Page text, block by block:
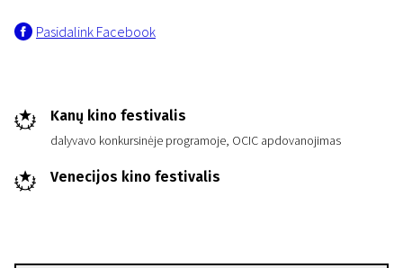
Pasidalink Facebook
Kanų kino festivalis
dalyvavo konkursinėje programoje, OCIC apdovanojimas
Venecijos kino festivalis